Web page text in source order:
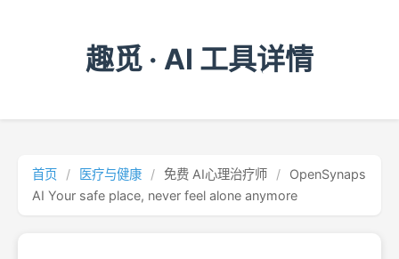
趣觅 · AI 工具详情
首页 / 医疗与健康 / 免费 AI心理治疗师 /
OpenSynaps
AI Your safe place, never feel alone anymore